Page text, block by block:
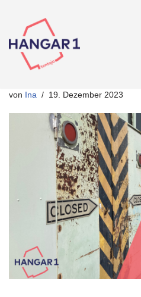
Zum
Inhalt
springen
von Ina 19. Dezember 2023